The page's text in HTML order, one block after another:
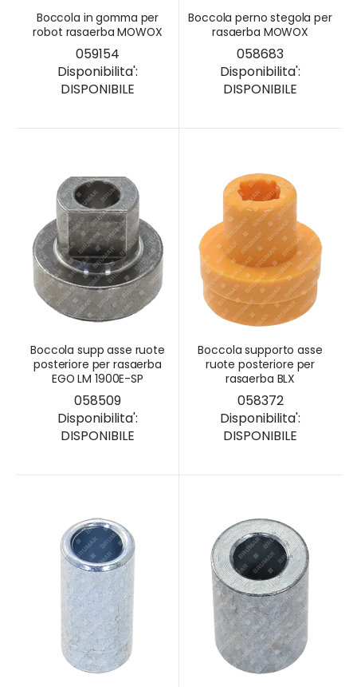
Boccola in gomma per
robot rasaerba MOWOX
059154
Disponibilita':
DISPONIBILE
Boccola perno stegola per
rasaerba MOWOX
058683
Disponibilita':
DISPONIBILE
Boccola supp asse ruote
posteriore per rasaerba
EGO LM 1900E-SP
058509
Disponibilita':
DISPONIBILE
Boccola supporto asse
ruote posteriore per
rasaerba BLX
058372
Disponibilita':
DISPONIBILE